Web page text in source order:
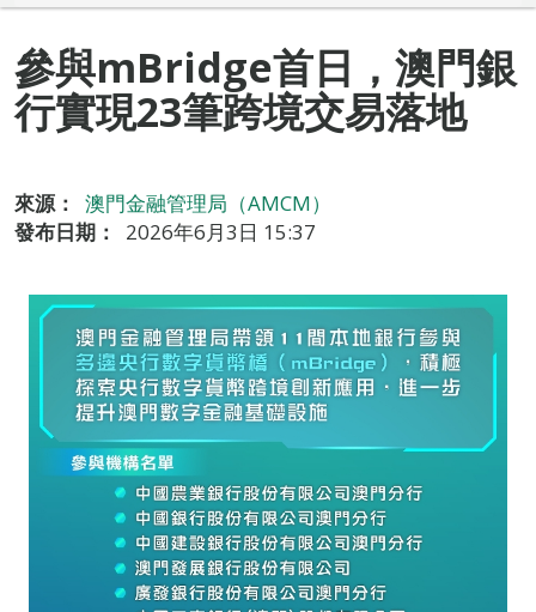
參與mBridge首日，澳門銀
行實現23筆跨境交易落地
來源：
澳門金融管理局（AMCM）
發布日期：
2026年6月3日 15:37